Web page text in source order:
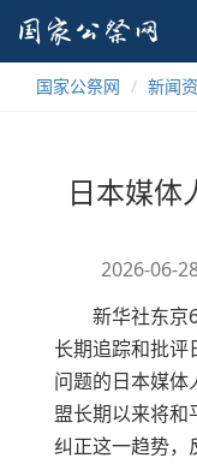
国家公祭网
新闻
日本媒体
2026-06-
新华社东京6
长期追踪和批评
问题的日本媒体
盟长期以来将和
纠正这一趋势，